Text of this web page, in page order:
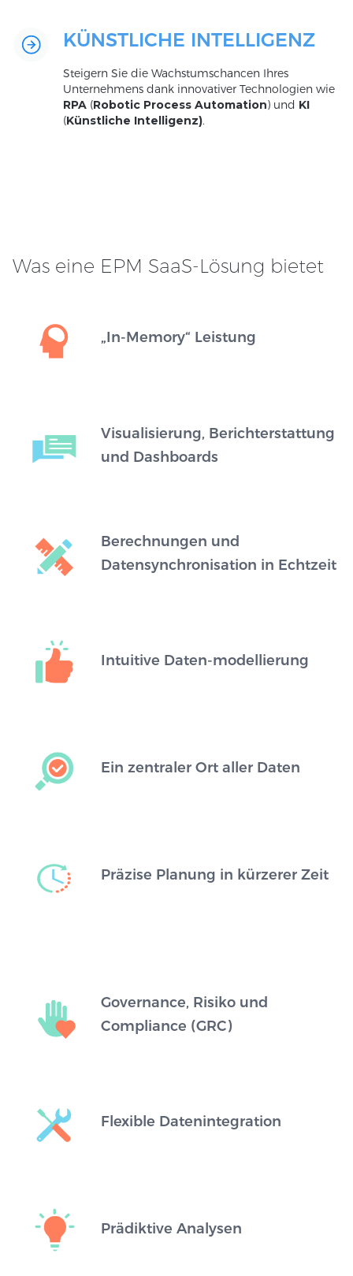
KÜNSTLICHE INTELLIGENZ
Steigern Sie die Wachstumschancen Ihres
Unternehmens dank innovativer Technologien wie
RPA (Robotic Process Automation) und KI
(Künstliche Intelligenz).
Was eine EPM SaaS-Lösung bietet
„In-Memory“ Leistung
Visualisierung, Berichterstattung
und Dashboards
Berechnungen und
Datensynchronisation in Echtzeit
Intuitive Daten-modellierung
Ein zentraler Ort aller Daten
Präzise Planung in kürzerer Zeit
Governance, Risiko und
Compliance (GRC)
Flexible Datenintegration
Prädiktive Analysen